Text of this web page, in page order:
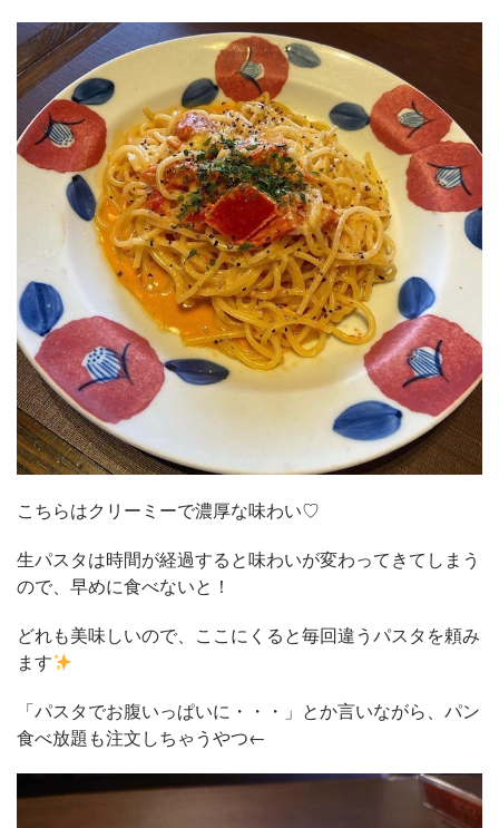
こちらはクリーミーで濃厚な味わい♡
生パスタは時間が経過すると味わいが変わってきてしまう
ので、早めに食べないと！
どれも美味しいので、ここにくると毎回違うパスタを頼み
ます
「パスタでお腹いっぱいに・・・」とか言いながら、パン
食べ放題も注文しちゃうやつ←